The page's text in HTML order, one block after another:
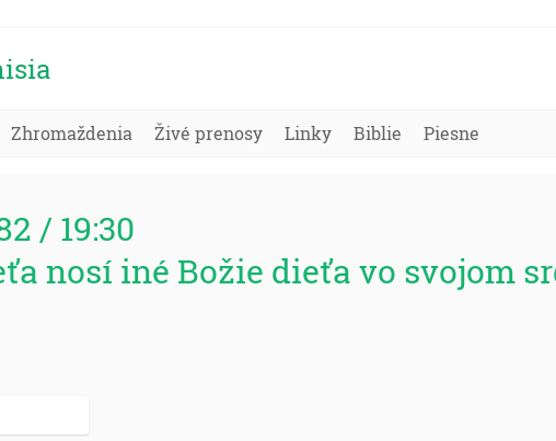
Zhromaždenia Živé prenosy Linky Biblie Piesne
/ 19:30
nosí iné Božie dieťa vo svojom